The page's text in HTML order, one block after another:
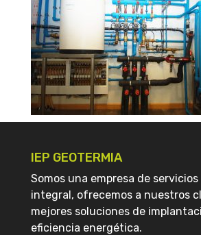
IEP GEOTERMIA
Somos una empresa de
integral, ofrecemos a nuestros
mejores soluciones de
eficiencia energética.